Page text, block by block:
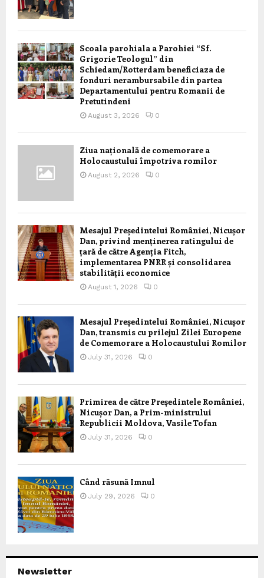
Scoala parohiala a Parohiei “Sf.
Grigorie Teologul” din
Schiedam/Rotterdam beneficiaza de
fonduri nerambursabile din partea
Departamentului pentru Romanii de
Pretutindeni
August 3, 2026 0
Ziua națională de comemorare a
Holocaustului împotriva romilor
August 2, 2026 0
Mesajul Președintelui României, Nicușor
Dan, privind menținerea ratingului de
țară de către Agenția Fitch,
implementarea PNRR și consolidarea
stabilității economice
August 1, 2026 0
Mesajul Președintelui României, Nicușor
Dan, transmis cu prilejul Zilei Europene
de Comemorare a Holocaustului Romilor
July 31, 2026 0
Primirea de către Președintele României,
Nicușor Dan, a Prim-ministrului
Republicii Moldova, Vasile Tofan
July 31, 2026 0
Când răsună Imnul
July 29, 2026 0
Newsletter